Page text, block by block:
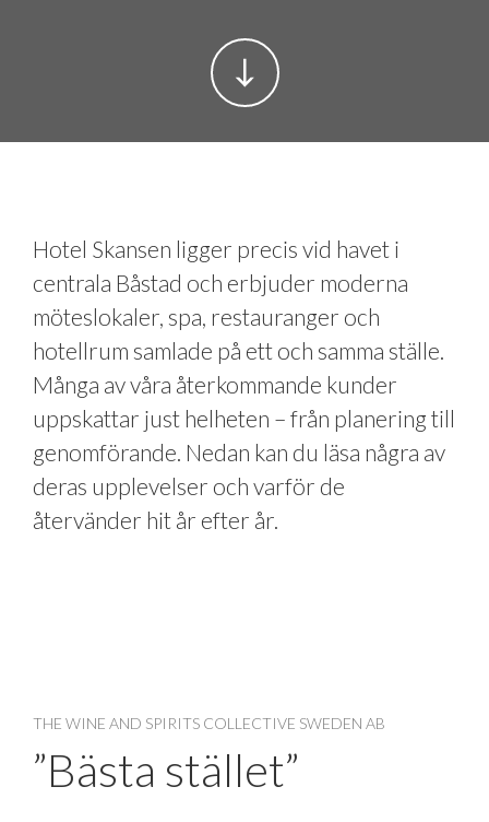
Hotel Skansen ligger precis vid havet i
centrala Båstad och erbjuder moderna
möteslokaler, spa, restauranger och
hotellrum samlade på ett och samma ställe.
Många av våra återkommande kunder
uppskattar just helheten – från planering till
genomförande. Nedan kan du läsa några av
deras upplevelser och varför de
återvänder hit år efter år.
THE WINE AND SPIRITS COLLECTIVE SWEDEN AB
”Bästa stället”